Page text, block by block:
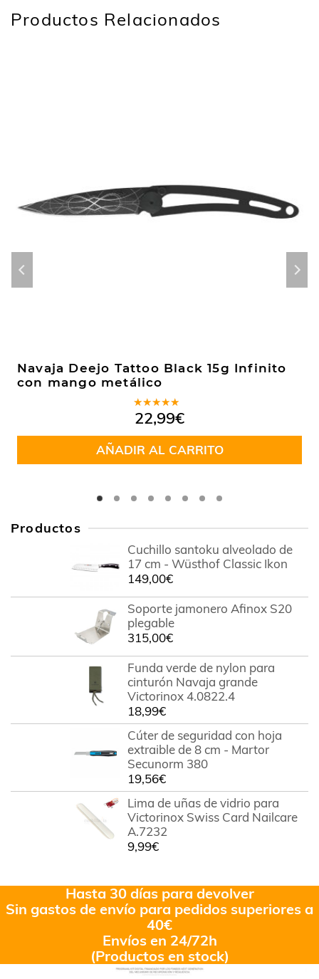
Productos Relacionados
Navaja Deejo Tattoo Black 15g Infinito
con mango metálico
Valorado
en5.00de
5
22,99€
AÑADIR AL CARRITO
Productos
Cuchillo santoku alveolado de
17 cm - Wüsthof Classic Ikon
149,00€
Soporte jamonero Afinox S20
plegable
315,00€
Funda verde de nylon para
cinturón Navaja grande
Victorinox 4.0822.4
18,99€
Cúter de seguridad con hoja
extraible de 8 cm - Martor
Secunorm 380
19,56€
Lima de uñas de vidrio para
Victorinox Swiss Card Nailcare
A.7232
9,99€
Hasta 30 días para devolver
Sin gastos de envío para pedidos superiores a
40€
Envíos en 24/72h
(Productos en stock)